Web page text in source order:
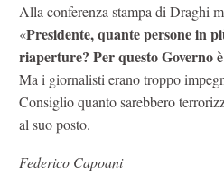
Alla conferenza stampa di Draghi
«Presidente, quante persone in
riaperture? Per questo Governo
Ma i giornalisti erano troppo
Consiglio quanto sarebbero
al suo posto.
Federico Capoani